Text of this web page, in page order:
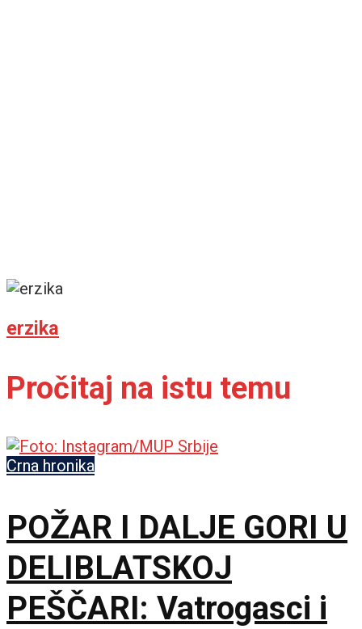
erzika
Pročitaj na istu temu
Crna hronika
POŽAR I DALJE GORI U
DELIBLATSKOJ
PEŠČARI: Vatrogasci i